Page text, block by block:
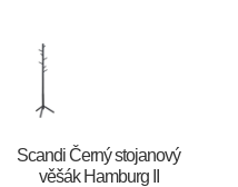
Scandi Černý stojanový
věšák Hamburg II